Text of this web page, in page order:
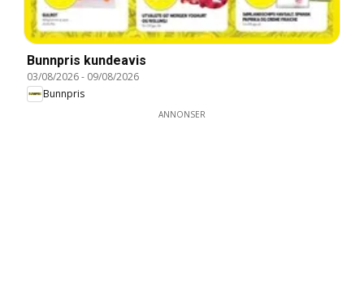
Bunnpris kundeavis
03/08/2026- 09/08/2026
Bunnpris
ANNONSER